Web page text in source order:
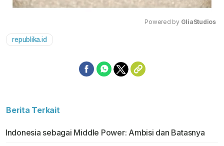
Powered by GliaStudios
republika.id
Berita Terkait
Indonesia sebagai Middle Power: Ambisi dan Batasnya